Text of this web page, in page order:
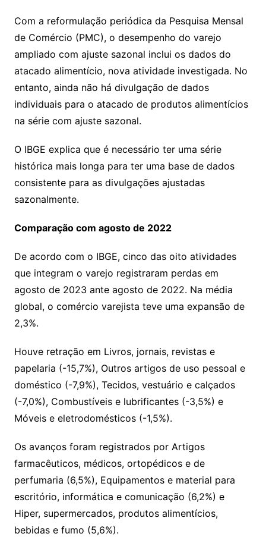
Com a reformulação periódica da Pesquisa Mensal
de Comércio (PMC), o desempenho do varejo
ampliado com ajuste sazonal inclui os dados do
atacado alimentício, nova atividade investigada. No
entanto, ainda não há divulgação de dados
individuais para o atacado de produtos alimentícios
na série com ajuste sazonal.
O IBGE explica que é necessário ter uma série
histórica mais longa para ter uma base de dados
consistente para as divulgações ajustadas
sazonalmente.
Comparação com agosto de 2022
De acordo com o IBGE, cinco das oito atividades
que integram o varejo registraram perdas em
agosto de 2023 ante agosto de 2022. Na média
global, o comércio varejista teve uma expansão de
2,3%.
Houve retração em Livros, jornais, revistas e
papelaria (-15,7%), Outros artigos de uso pessoal e
doméstico (-7,9%), Tecidos, vestuário e calçados
(-7,0%), Combustíveis e lubrificantes (-3,5%) e
Móveis e eletrodomésticos (-1,5%).
Os avanços foram registrados por Artigos
farmacêuticos, médicos, ortopédicos e de
perfumaria (6,5%), Equipamentos e material para
escritório, informática e comunicação (6,2%) e
Hiper, supermercados, produtos alimentícios,
bebidas e fumo (5,6%).